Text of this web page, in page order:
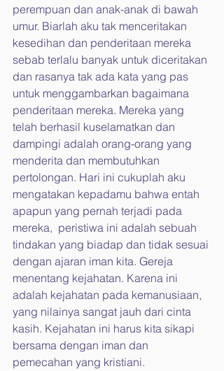
perempuan dan anak-anak di bawah
umur. Biarlah aku tak menceritakan
kesedihan dan penderitaan mereka
sebab terlalu banyak untuk diceritakan
dan rasanya tak ada kata yang pas
untuk menggambarkan bagaimana
penderitaan mereka. Mereka yang
telah berhasil kuselamatkan dan
dampingi adalah orang-orang yang
menderita dan membutuhkan
pertolongan. Hari ini cukuplah aku
mengatakan kepadamu bahwa entah
apapun yang pernah terjadi pada
mereka,  peristiwa ini adalah sebuah
tindakan yang biadap dan tidak sesuai
dengan ajaran iman kita. Gereja
menentang kejahatan. Karena ini
adalah kejahatan pada kemanusiaan,
yang nilainya sangat jauh dari cinta
kasih. Kejahatan ini harus kita sikapi
bersama dengan iman dan
pemecahan yang kristiani.